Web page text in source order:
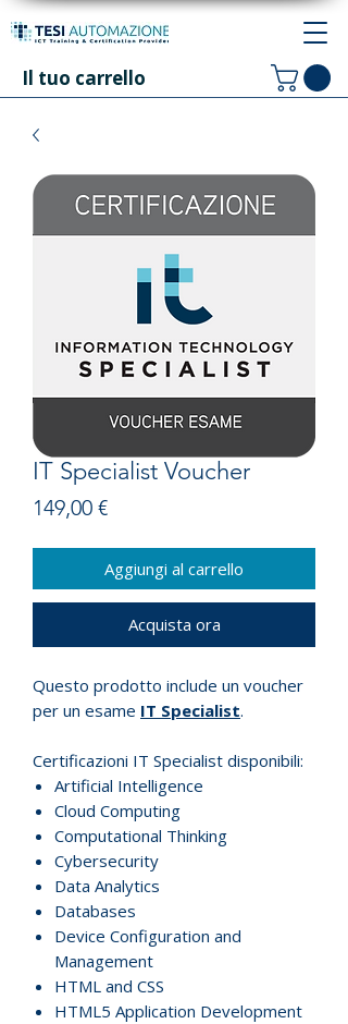
Il tuo carrello
IT Specialist Voucher
149,00 €Prezzo
Aggiungi al carrello
Acquista ora
Questo prodotto include un voucher
per un esame IT Specialist.
Certificazioni IT Specialist disponibili:
Artificial Intelligence
Cloud Computing
Computational Thinking
Cybersecurity
Data Analytics
Databases
Device Configuration and
Management
HTML and CSS
HTML5 Application Development